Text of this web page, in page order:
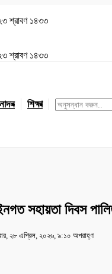
শ্রাবণ ১৪৩৩
শ্রাবণ ১৪৩৩
শিক্ষা খেলাধুলা জাতীয়
সহায়তা দিবস
২৮ এপ্রিল, ২০২৬, ৯:১০ অপরাহ্ণ